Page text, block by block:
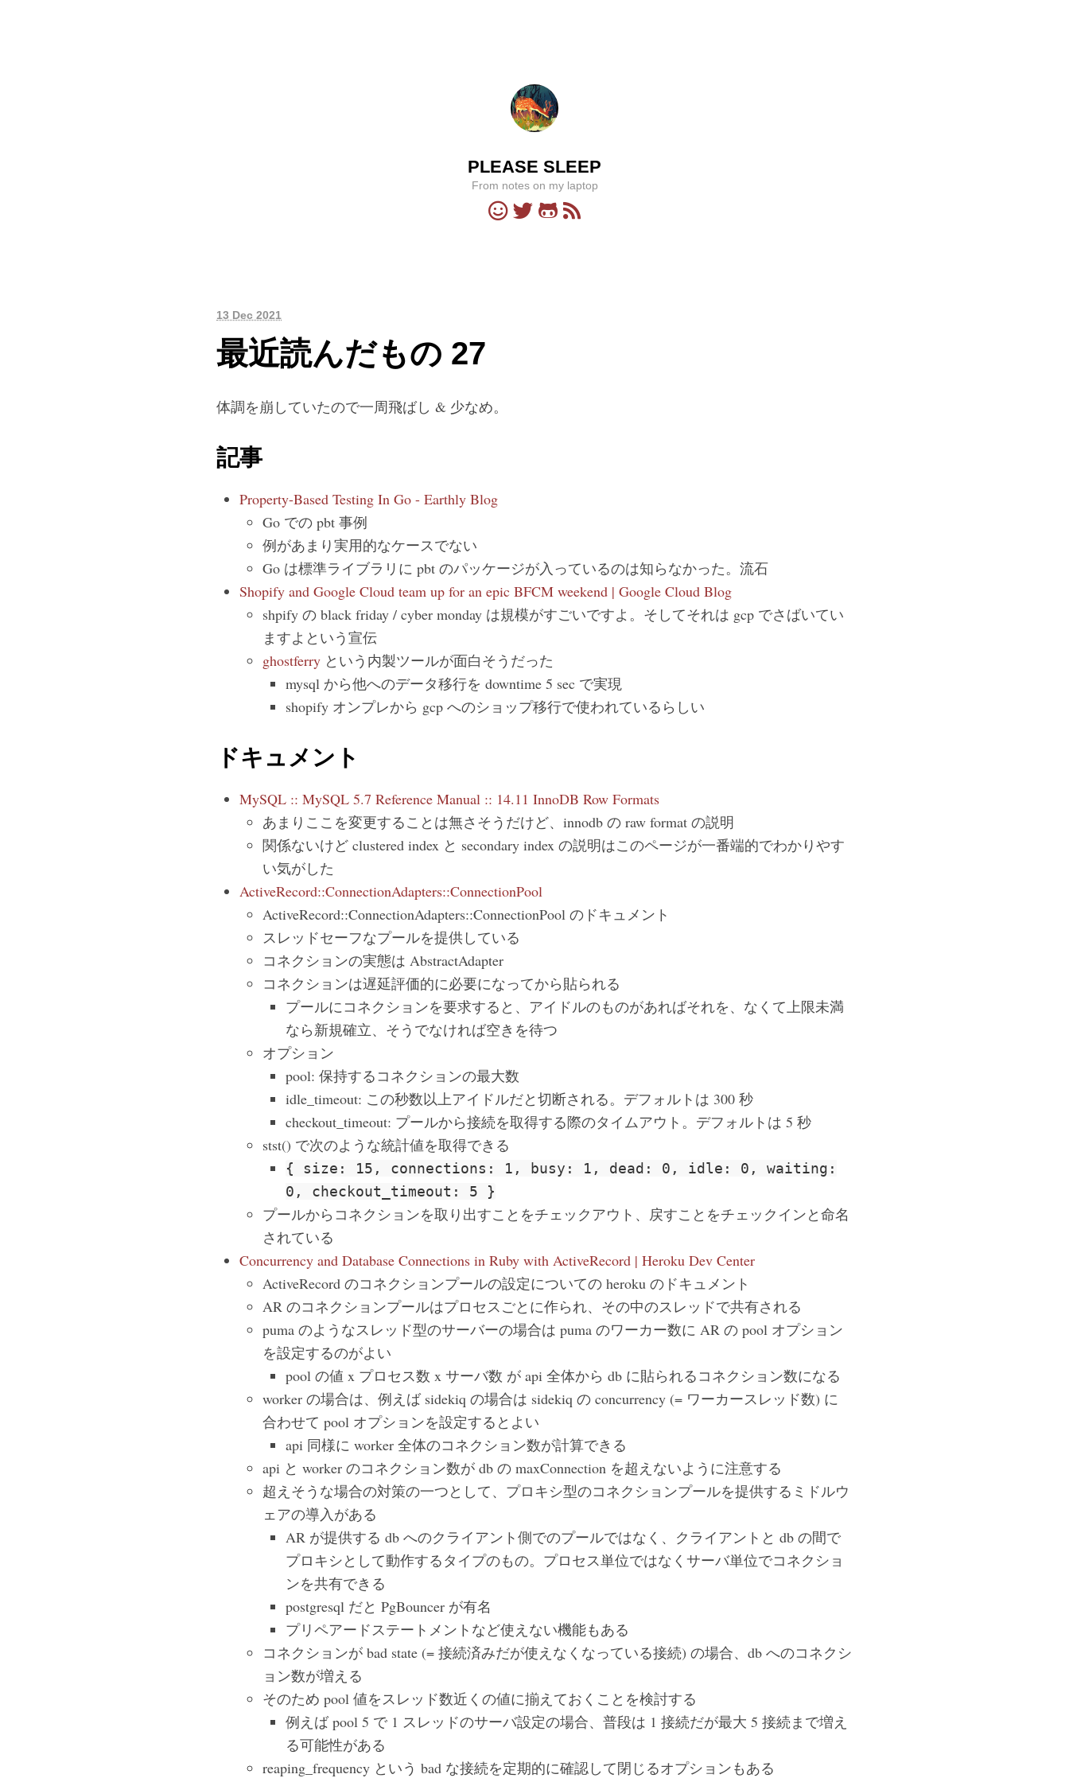
PLEASE SLEEP
From notes on my laptop
13 Dec 2021
最近読んだもの 27
体調を崩していたので一周飛ばし & 少なめ。
記事
Property-Based Testing In Go - Earthly Blog
Go での pbt 事例
例があまり実用的なケースでない
Go は標準ライブラリに pbt のパッケージが入っているのは知らなかった。流石
Shopify and Google Cloud team up for an epic BFCM weekend | Google Cloud Blog
shpify の black friday / cyber monday は規模がすごいですよ。そしてそれは gcp でさばいてい
ますよという宣伝
ghostferry という内製ツールが面白そうだった
mysql から他へのデータ移行を downtime 5 sec で実現
shopify オンプレから gcp へのショップ移行で使われているらしい
ドキュメント
MySQL :: MySQL 5.7 Reference Manual :: 14.11 InnoDB Row Formats
あまりここを変更することは無さそうだけど、innodb の raw format の説明
関係ないけど clustered index と secondary index の説明はこのページが一番端的でわかりやす
い気がした
ActiveRecord::ConnectionAdapters::ConnectionPool
ActiveRecord::ConnectionAdapters::ConnectionPool のドキュメント
スレッドセーフなプールを提供している
コネクションの実態は AbstractAdapter
コネクションは遅延評価的に必要になってから貼られる
プールにコネクションを要求すると、アイドルのものがあればそれを、なくて上限未満
なら新規確立、そうでなければ空きを待つ
オプション
pool: 保持するコネクションの最大数
idle_timeout: この秒数以上アイドルだと切断される。デフォルトは 300 秒
checkout_timeout: プールから接続を取得する際のタイムアウト。デフォルトは 5 秒
stst() で次のような統計値を取得できる
{ size: 15, connections: 1, busy: 1, dead: 0, idle: 0, waiting:
0, checkout_timeout: 5 }
プールからコネクションを取り出すことをチェックアウト、戻すことをチェックインと命名
されている
Concurrency and Database Connections in Ruby with ActiveRecord | Heroku Dev Center
ActiveRecord のコネクションプールの設定についての heroku のドキュメント
AR のコネクションプールはプロセスごとに作られ、その中のスレッドで共有される
puma のようなスレッド型のサーバーの場合は puma のワーカー数に AR の pool オプション
を設定するのがよい
pool の値 x プロセス数 x サーバ数 が api 全体から db に貼られるコネクション数になる
worker の場合は、例えば sidekiq の場合は sidekiq の concurrency (= ワーカースレッド数) に
合わせて pool オプションを設定するとよい
api 同様に worker 全体のコネクション数が計算できる
api と worker のコネクション数が db の maxConnection を超えないように注意する
超えそうな場合の対策の一つとして、プロキシ型のコネクションプールを提供するミドルウ
ェアの導入がある
AR が提供する db へのクライアント側でのプールではなく、クライアントと db の間で
プロキシとして動作するタイプのもの。プロセス単位ではなくサーバ単位でコネクショ
ンを共有できる
postgresql だと PgBouncer が有名
プリペアードステートメントなど使えない機能もある
コネクションが bad state (= 接続済みだが使えなくなっている接続) の場合、db へのコネクシ
ョン数が増える
そのため pool 値をスレッド数近くの値に揃えておくことを検討する
例えば pool 5 で 1 スレッドのサーバ設定の場合、普段は 1 接続だが最大 5 接続まで増え
る可能性がある
reaping_frequency という bad な接続を定期的に確認して閉じるオプションもある